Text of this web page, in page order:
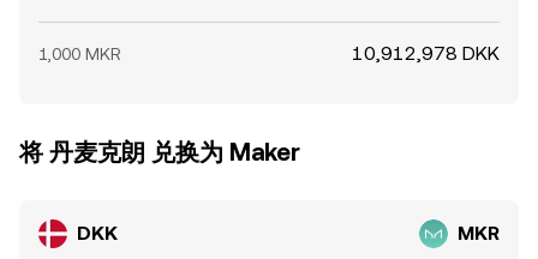
1,000 MKR 10,912,978 DKK
将 丹麦克朗 兑换为 Maker
DKK MKR